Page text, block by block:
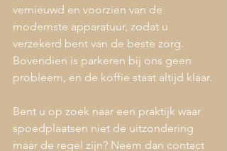
vernieuwd en voorzien van de
modernste apparatuur, zodat u
verzekerd bent van de beste zorg.
Bovendien is parkeren bij ons geen
probleem, en de koffie staat altijd klaar.
Bent u op zoek naar een praktijk waar
spoedplaatsen niet de uitzondering
maar de regel zijn? Neem dan contact